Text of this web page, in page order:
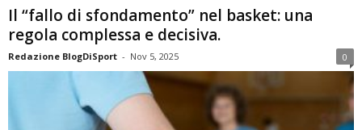
Il “fallo di sfondamento” nel basket: una
regola complessa e decisiva.
Redazione BlogDiSport - Nov 5, 2025 0